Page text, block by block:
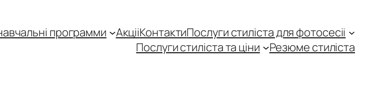
программи АкцііКонтактиПослуги стиліста для фотосесіі
Послуги стиліста та ціни
Резюме стиліста